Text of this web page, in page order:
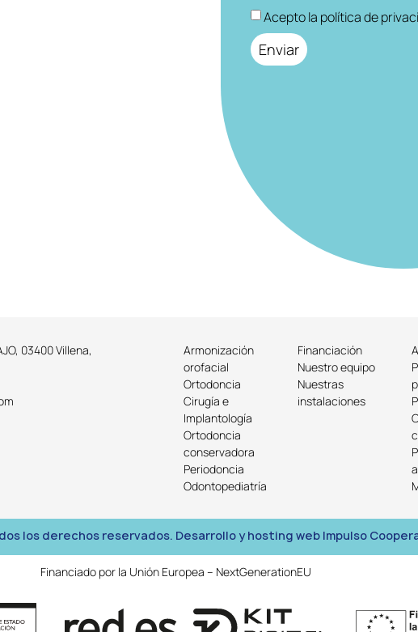
Acepto la política de
Enviar
03400 Villena,
Armonización
orofacial
Ortodoncia
Cirugía e
Implantología
Ortodoncia
conservadora
Periodoncia
Odontopediatría
Financiación
Nuestro equipo
Nuestras
instalaciones
los derechos reservados. Desarrollo y hosting web Impulso
Financiado por la Unión Europea – NextGenerationEU